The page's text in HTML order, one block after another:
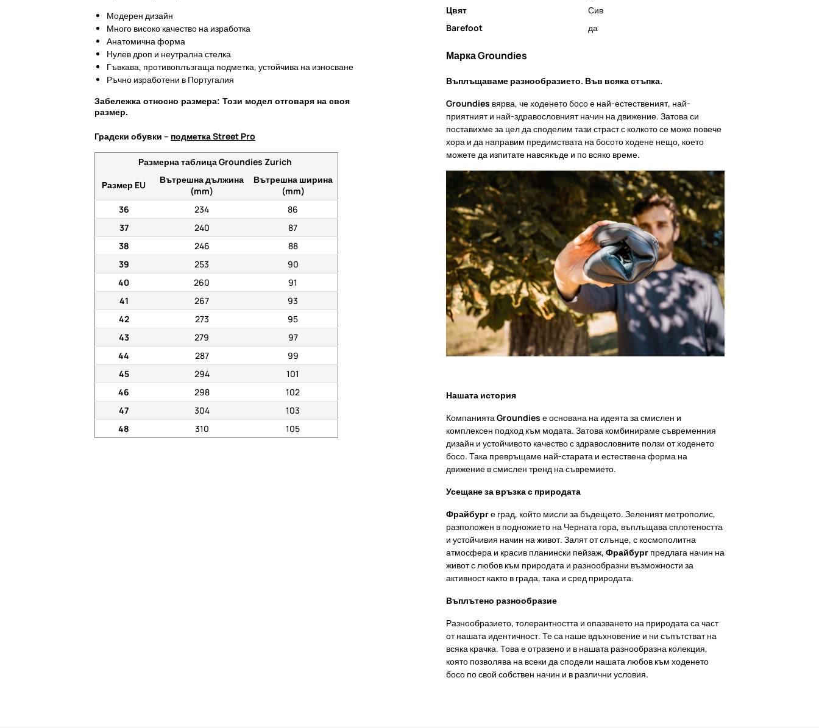
Модерен дизайн
Много високо качество на изработка
Анатомична форма
Нулев дроп и неутрална стелка
Гъвкава, противоплъзгаща подметка, устойчива на износване
Ръчно изработени в Португалия
Забележка относно размера: Този модел отговаря на своя
размер.
Градски обувки – подметка Street Pro
Размерна таблица Groundies Zurich
Размер EU
Вътрешна дължина
(mm)
Вътрешна ширина
(mm)
36
234
86
37
240
87
38
246
88
39
253
90
40
260
91
41
267
93
42
273
95
43
279
97
44
287
99
45
294
101
46
298
102
47
304
103
48
310 105
Цвят
Сив
Barefoot
да
Марка Groundies
Въплъщаваме разнообразието. Във всяка стъпка.
Groundies вярва, че ходенето босо е най-естественият, най-
приятният и най-здравословният начин на движение. Затова си
поставихме за цел да споделим тази страст с колкото се може повече
хора и да направим предимствата на босото ходене нещо, което
можете да изпитате навсякъде и по всяко време.
Нашата история
Компанията Groundies е основана на идеята за смислен и
комплексен подход към модата. Затова комбинираме съвременния
дизайн и устойчивото качество с здравословните ползи от ходенето
босо. Така превръщаме най-старата и естествена форма на
движение в смислен тренд на съвремието.
Усещане за връзка с природата
Фрайбурге град, който мисли за бъдещето. Зеленият метрополис,
разположен в подножието на Черната гора, въплъщава сплотеността
и устойчивия начин на живот. Залят от слънце, с космополитна
атмосфера и красив планински пейзаж, Фрайбург предлага начин на
живот с любов към природата и разнообразни възможности за
активност както в града, така и сред природата.
Въплътено разнообразие
Разнообразието, толерантността и опазването на природата са част
от нашата идентичност. Те са наше вдъхновение и ни съпътстват на
всяка крачка. Това е отразено и в нашата разнообразна колекция,
която позволява на всеки да сподели нашата любов към ходенето
босо по свой собствен начин и в различни условия.